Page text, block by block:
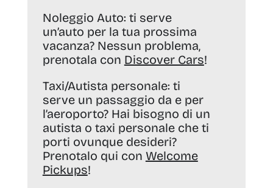
Noleggio Auto: ti serve
un’auto per la tua prossima
vacanza? Nessun problema,
prenotala con Discover Cars!
Taxi/Autista personale: ti
serve un passaggio da e per
l’aeroporto? Hai bisogno di un
autista o taxi personale che ti
porti ovunque desideri?
Prenotalo qui con Welcome
Pickups!